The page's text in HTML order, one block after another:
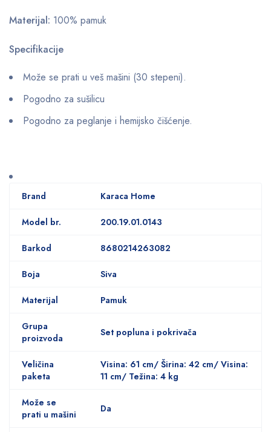
Materijal: 100% pamuk
Specifikacije
Može se prati u veš mašini (30 stepeni).
Pogodno za sušilicu
Pogodno za peglanje i hemijsko čišćenje.
Brand Karaca Home
Model br. 200.19.01.0143
Barkod 8680214263082
Boja Siva
Materijal Pamuk
Grupa
proizvoda
Set popluna i pokrivača
Veličina
paketa
Visina: 61 cm/ Širina: 42 cm/ Visina:
11 cm/ Težina: 4 kg
Može se
prati u mašini
Da